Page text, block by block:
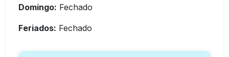
Domingo: Fechado
Feriados: Fechado